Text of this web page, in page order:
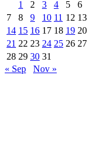
1
2 3 4 5
6
7
8 9 10 11 12 13
14 15 16 17 18 19 20
21 22 23 24 25 26 27
28 29 30 31
« Sep
Nov »